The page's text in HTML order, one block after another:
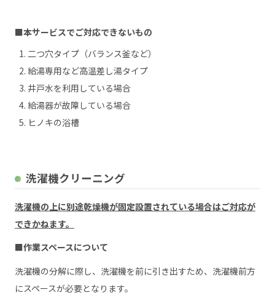
■本サービスでご対応できないもの
二つ穴タイプ（バランス釜など）
給湯専用など高温差し湯タイプ
井戸水を利用している場合
給湯器が故障している場合
ヒノキの浴槽
洗濯機クリーニング
洗濯機の上に別途乾燥機が固定設置されている場合はご対応が
できかねます。
■作業スペースについて
洗濯機の分解に際し、洗濯機を前に引き出すため、洗濯機前方
にスペースが必要となります。